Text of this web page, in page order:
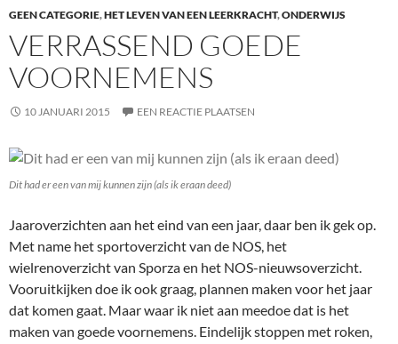
GEEN CATEGORIE,HET LEVEN VAN EEN LEERKRACHT,ONDERWIJS
VERRASSEND GOEDE
VOORNEMENS
10 JANUARI 2015 EEN REACTIE PLAATSEN
Dit had er een van mij kunnen zijn (als ik eraan deed)
Jaaroverzichten aan het eind van een jaar, daar ben ik gek op.
Met name het sportoverzicht van de NOS, het
wielrenoverzicht van Sporza en het NOS-nieuwsoverzicht.
Vooruitkijken doe ik ook graag, plannen maken voor het jaar
dat komen gaat. Maar waar ik niet aan meedoe dat is het
maken van goede voornemens. Eindelijk stoppen met roken,